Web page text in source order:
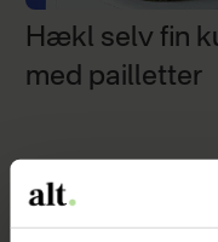
Hækl selv fin
med pailletter